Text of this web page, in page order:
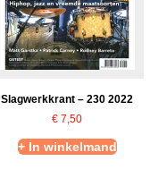
Slagwerkkrant – 230 2022
€ 7,50
+ In winkelmand